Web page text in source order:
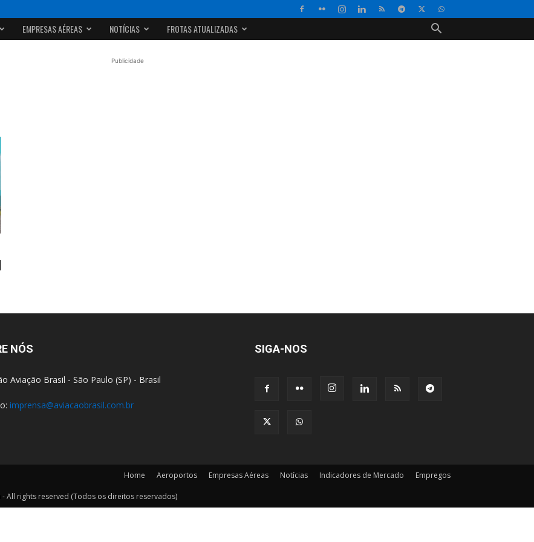
EMPRESAS AÉREAS NOTÍCIAS FROTAS ATUALIZADAS
Publicidade
NÓS
Aviação Brasil - São Paulo (SP) - Brasil
imprensa@aviacaobrasil.com.br
SIGA-NOS
Home Aeroportos Empresas Aéreas Notícias Indicadores de Mercado Empregos
All rights reserved (Todos os direitos reservados)